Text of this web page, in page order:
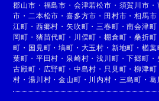
郡山市 ・ 福島市 ・ 会津若松市 ・ 須賀川市 ・
市 ・ 二本松市 ・喜多方市 ・ 田村市 ・相馬市
江町 ・ 西郷村 ・矢吹町 ・ 三春町 ・南会津町
岡町 ・ 猪苗代町 ・ 川俣町 ・棚倉町 ・桑折町
町 ・ 国見町 ・塙町 ・ 大玉村 ・ 新地町 ・楢葉
葉町 ・ 平田村 ・ 泉崎村 ・浅川町 ・下郷町 ・
古殿町 ・ 広野町 ・ 中島村 ・ 只見町 ・柳津町
村 ・湯川村 ・金山町 ・ 川内村 ・ 三島町 ・ 葛